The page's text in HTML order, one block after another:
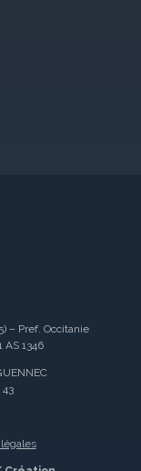
– Pref. Occitanie
1346